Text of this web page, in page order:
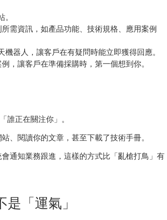
需資訊，如產品功能、技術規格、應用案例
器人，讓客戶在有疑問時能立即獲得回應。
，讓客戶在準備採購時，第一個想到你。
誰正在關注你」。
、閱讀你的文章，甚至下載了技術手冊。
通知業務跟進，這樣的方式比「亂槍打鳥」有
「運氣」